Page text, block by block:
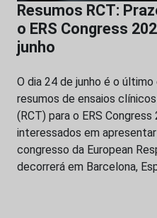
Resumos RCT:
o ERS Congress
junho
O dia 24 de junho é o
resumos de ensaios
(RCT) para o ERS
interessados em
congresso da European
decorrerá em Barcelona,